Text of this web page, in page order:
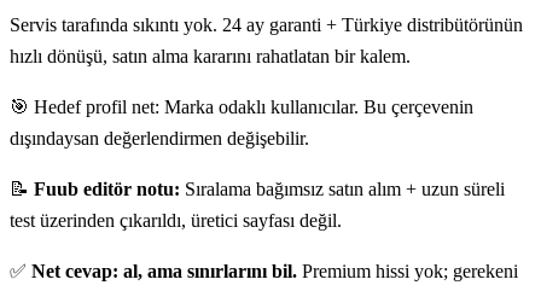
Servis tarafında sıkıntı yok. 24 ay garanti + Türkiye distribütörünün
hızlı dönüşü, satın alma kararını rahatlatan bir kalem.
🎯 Hedef profil net: Marka odaklı kullanıcılar. Bu çerçevenin
dışındaysan değerlendirmen değişebilir.
📝 Fuub editör notu: Sıralama bağımsız satın alım + uzun süreli
test üzerinden çıkarıldı, üretici sayfası değil.
✅ Net cevap: al, ama sınırlarını bil. Premium hissi yok; gerekeni